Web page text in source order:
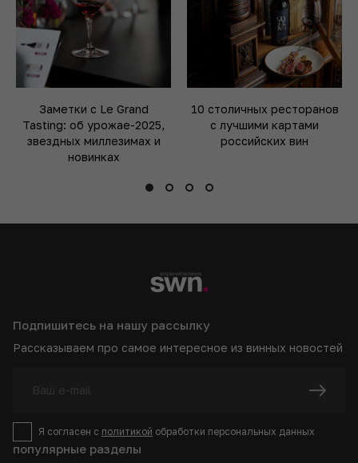
Заметки с Le Grand
Tasting: об урожае-2025,
звездных миллезимах и
новинках
10 столичных ресторанов
с лучшими картами
российских вин
популярные разделы
Подпишитесь на нашу рассылку
Рассказываем про самое интересное из винных новостей
Я согласен с политикой обработки персональных данных